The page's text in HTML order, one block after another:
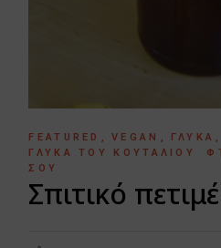
FEATURED VEGAN ΓΛΥΚΆ
ΓΛΥΚΆ ΤΟΥ ΚΟΥΤΑΛΙΟΎ
ΣΟΥ
Σπιτικό